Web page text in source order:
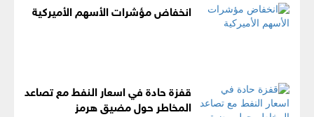
انخفاض مؤشرات الأسهم الأميركية
قفزة حادة في اسعار النفط مع تصاعد
المخاطر حول مضيق هرمز